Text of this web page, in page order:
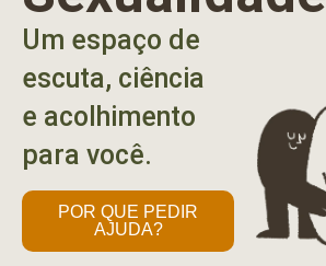
Um espaço de
escuta, ciência
e acolhimento
para você.
POR QUE PEDIR
AJUDA?